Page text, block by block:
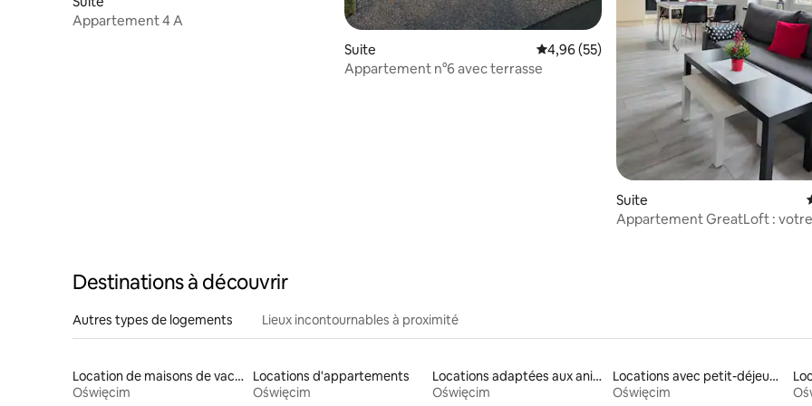
Appartement 4 A
Suite Évaluation moyenne sur la base de 55
4,96 (55)
Appartement n°6 avec terrasse
Suite
Appartement GreatLoft : votre
Destinations à découvrir
Autres types de logements Lieux incontournables à proximité
Location de maisons de vacances
Oświęcim
Locations d'appartements
Oświęcim
Locations adaptées aux animaux
Oświęcim
Locations avec petit-déjeuner
Oświęcim